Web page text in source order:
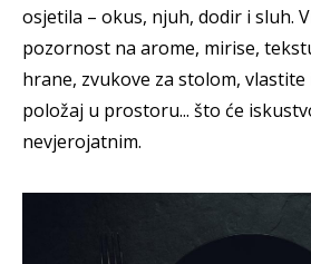
osjetila – okus, njuh, dodir i sluh.
pozornost na arome, mirise,
hrane, zvukove za stolom,
položaj u prostoru... što će
nevjerojatnim.